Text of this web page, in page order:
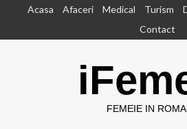
content
Acasa Afaceri Medical Turism
Contact
FEMEIE IN